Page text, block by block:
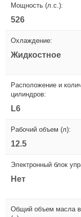
Мощность (л.с.):
526
Охлаждение:
Жидкостное
Расположение и
цилиндров:
L6
Рабочий объем (л):
12.5
Электронный блок
Нет
Общий объем масла